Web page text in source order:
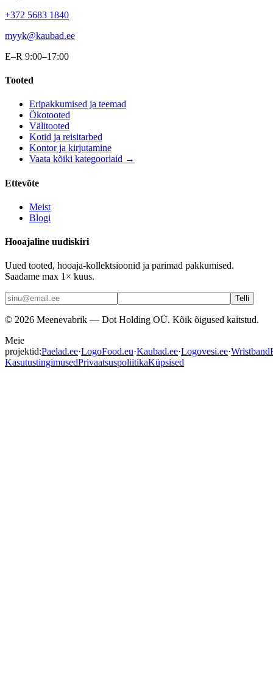
+372 5683 1840
myyk@kaubad.ee
E–R 9:00–17:00
Tooted
Eripakkumised ja teemad
Ökotooted
Välitooted
Kotid ja reisitarbed
Kontor ja kirjutamine
Vaata kõiki kategooriaid →
Ettevõte
Meist
Blogi
Hooajaline uudiskiri
Uued tooted, hooaja-kollektsioonid ja parimad pakkumised.
Saadame max 1× kuus.
Telli
© 2026 Meenevabrik — Dot Holding OÜ. Kõik õigused kaitstud.
Meie
projektid:Paelad.ee·LogoFood.eu·Kaubad.ee·Logovesi.ee·
KasutustingimusedPrivaatsuspoliitikaKüpsised